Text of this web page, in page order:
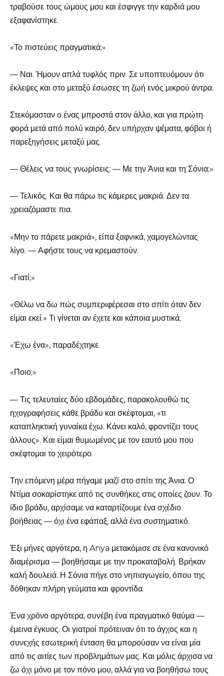
τραβούσε τους ώμους μου και έσφιγγε την καρδιά μου
εξαφανίστηκε.
«Το πιστεύεις πραγματικά;»
— Ναι. Ήμουν απλά τυφλός πριν. Σε υποπτευόμουν ότι
έκλεψες και στο μεταξύ έσωσες τη ζωή ενός μικρού άντρα.
Στεκόμασταν ο ένας μπροστά στον άλλο, και για πρώτη
φορά μετά από πολύ καιρό, δεν υπήρχαν ψέματα, φόβοι ή
παρεξηγήσεις μεταξύ μας.
— Θέλεις να τους γνωρίσεις; — Με την Άνια και τη Σόνια;»
— Τελικός. Και θα πάρω τις κάμερες μακριά. Δεν τα
χρειαζόμαστε πια.
«Μην το πάρετε μακριά», είπα ξαφνικά, χαμογελώντας
λίγο. — Αφήστε τους να κρεμαστούν.
«Γιατί;»
«Θέλω να δω πώς συμπεριφέρεσαι στο σπίτι όταν δεν
είμαι εκεί.» Τι γίνεται αν έχετε και κάποια μυστικά;
«Έχω ένα», παραδέχτηκε.
«Ποιο;»
— Τις τελευταίες δύο εβδομάδες, παρακολουθώ τις
ηχογραφήσεις κάθε βράδυ και σκέφτομαι, «τι
καταπληκτική γυναίκα έχω. Κάνει καλό, φροντίζει τους
άλλους». Και είμαι θυμωμένος με τον εαυτό μου που
σκέφτομαι το χειρότερο.
Την επόμενη μέρα πήγαμε μαζί στο σπίτι της Άνια. Ο
Ντίμα σοκαρίστηκε από τις συνθήκες στις οποίες ζουν. Το
ίδιο βράδυ, αρχίσαμε να καταρτίζουμε ένα σχέδιο
βοήθειας — όχι ένα εφάπαξ, αλλά ένα συστηματικό.
Έξι μήνες αργότερα, η Anya μετακόμισε σε ένα κανονικό
διαμέρισμα — βοηθήσαμε με την προκαταβολή. Βρήκαν
καλή δουλειά. Η Σόνια πήγε στο νηπιαγωγείο, όπου της
δόθηκαν πλήρη γεύματα και φροντίδα.
Ένα χρόνο αργότερα, συνέβη ένα πραγματικό θαύμα —
έμεινα έγκυος. Οι γιατροί πρότειναν ότι το άγχος και η
συνεχής εσωτερική ένταση θα μπορούσαν να είναι μία
από τις αιτίες των προβλημάτων μας. Και μόλις άρχισα να
ζω όχι μόνο με τον πόνο μου, αλλά για να βοηθήσω τους